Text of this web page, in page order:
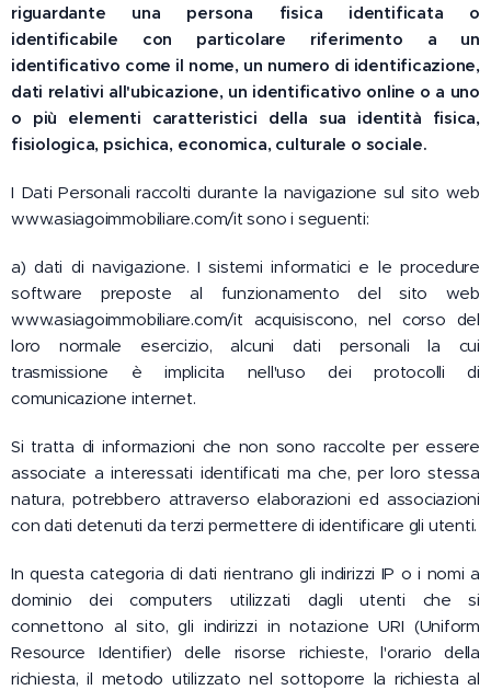
riguardante una persona fisica identificata o
identificabile con particolare riferimento a un
identificativo come il nome, un numero di identificazione,
dati relativi all'ubicazione, un identificativo online o a uno
o più elementi caratteristici della sua identità fisica,
fisiologica, psichica, economica, culturale o sociale.
I Dati Personali raccolti durante la navigazione sul sito web
www.asiagoimmobiliare.com/it sono i seguenti:
a) dati di navigazione. I sistemi informatici e le procedure
software preposte al funzionamento del sito web
www.asiagoimmobiliare.com/it acquisiscono, nel corso del
loro normale esercizio, alcuni dati personali la cui
trasmissione è implicita nell'uso dei protocolli di
comunicazione internet.
Si tratta di informazioni che non sono raccolte per essere
associate a interessati identificati ma che, per loro stessa
natura, potrebbero attraverso elaborazioni ed associazioni
con dati detenuti da terzi permettere di identificare gli utenti.
In questa categoria di dati rientrano gli indirizzi IP o i nomi a
dominio dei computers
utilizzati dagli utenti che si
connettono al sito, gli indirizzi in notazione URI (Uniform
Resource Identifier) delle risorse richieste, l'orario della
richiesta, il metodo utilizzato nel sottoporre la richiesta al